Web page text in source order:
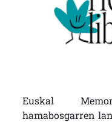
Euskal
hamabosgarren